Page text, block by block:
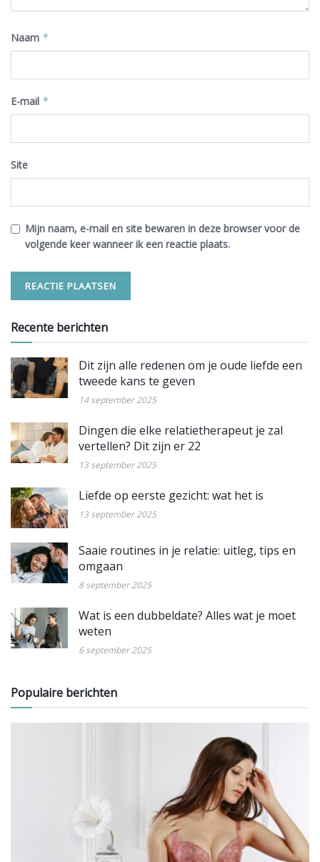
Naam *
E-mail *
Site
Mijn naam, e-mail en site bewaren in deze browser voor de
volgende keer wanneer ik een reactie plaats.
Recente berichten
Dit zijn alle redenen om je oude liefde een
tweede kans te geven
14 september 2025
Dingen die elke relatietherapeut je zal
vertellen? Dit zijn er 22
13 september 2025
Liefde op eerste gezicht: wat het is
13 september 2025
Saaie routines in je relatie: uitleg, tips en
omgaan
8 september 2025
Wat is een dubbeldate? Alles wat je moet
weten
6 september 2025
Populaire berichten